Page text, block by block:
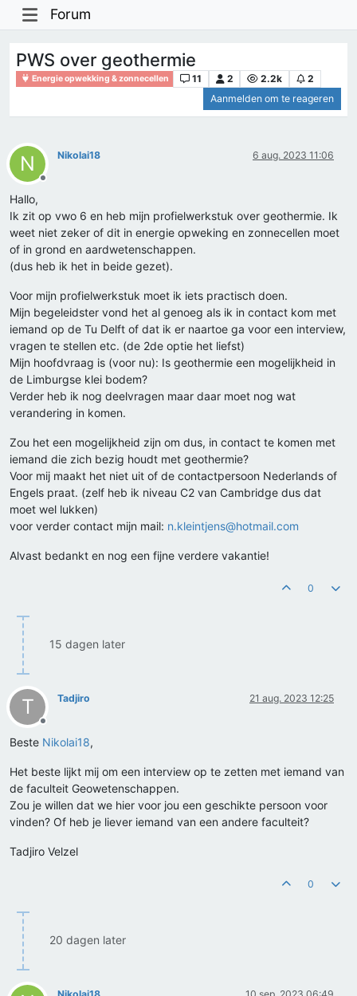
Forum
PWS over geothermie
Energie opwekking & zonnecellen 11 2 2.2k
2
Aanmelden om te reageren
N
Offline
Nikolai18 6 aug. 2023 11:06
Hallo,
Ik zit op vwo 6 en heb mijn profielwerkstuk over geothermie. Ik
weet niet zeker of dit in energie opweking en zonnecellen moet
of in grond en aardwetenschappen.
(dus heb ik het in beide gezet).
Voor mijn profielwerkstuk moet ik iets practisch doen.
Mijn begeleidster vond het al genoeg als ik in contact kom met
iemand op de Tu Delft of dat ik er naartoe ga voor een interview,
vragen te stellen etc. (de 2de optie het liefst)
Mijn hoofdvraag is (voor nu): Is geothermie een mogelijkheid in
de Limburgse klei bodem?
Verder heb ik nog deelvragen maar daar moet nog wat
verandering in komen.
Zou het een mogelijkheid zijn om dus, in contact te komen met
iemand die zich bezig houdt met geothermie?
Voor mij maakt het niet uit of de contactpersoon Nederlands of
Engels praat. (zelf heb ik niveau C2 van Cambridge dus dat
moet wel lukken)
voor verder contact mijn mail: n.kleintjens@hotmail.com
Alvast bedankt en nog een fijne verdere vakantie!
0
15 dagen later
T
Offline
Tadjiro 21 aug. 2023 12:25
Beste Nikolai18,
Het beste lijkt mij om een interview op te zetten met iemand van
de faculteit Geowetenschappen.
Zou je willen dat we hier voor jou een geschikte persoon voor
vinden? Of heb je liever iemand van een andere faculteit?
Tadjiro Velzel
0
20 dagen later